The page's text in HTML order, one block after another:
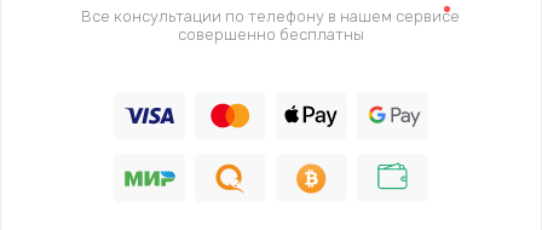
Все консультации по телефону в нашем сервисе
совершенно бесплатны